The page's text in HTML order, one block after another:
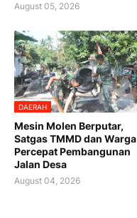
August 05, 2026
DAERAH
Mesin Molen Berputar,
Satgas TMMD dan Warga
Percepat Pembangunan
Jalan Desa
August 04, 2026